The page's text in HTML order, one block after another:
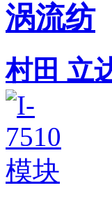
涡流纺
村田 立